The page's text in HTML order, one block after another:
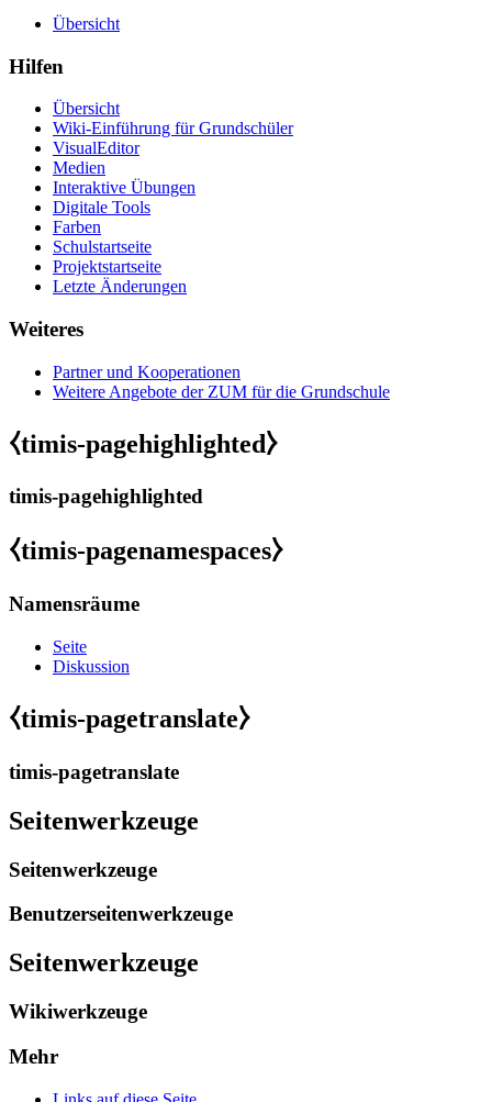
Übersicht
Hilfen
Übersicht
Wiki-Einführung für Grundschüler
VisualEditor
Medien
Interaktive Übungen
Digitale Tools
Farben
Schulstartseite
Projektstartseite
Letzte Änderungen
Weiteres
Partner und Kooperationen
Weitere Angebote der ZUM für die Grundschule
⧼timis-pagehighlighted⧽
timis-pagehighlighted
⧼timis-pagenamespaces⧽
Namensräume
Seite
Diskussion
⧼timis-pagetranslate⧽
timis-pagetranslate
Seitenwerkzeuge
Seitenwerkzeuge
Benutzerseitenwerkzeuge
Seitenwerkzeuge
Wikiwerkzeuge
Mehr